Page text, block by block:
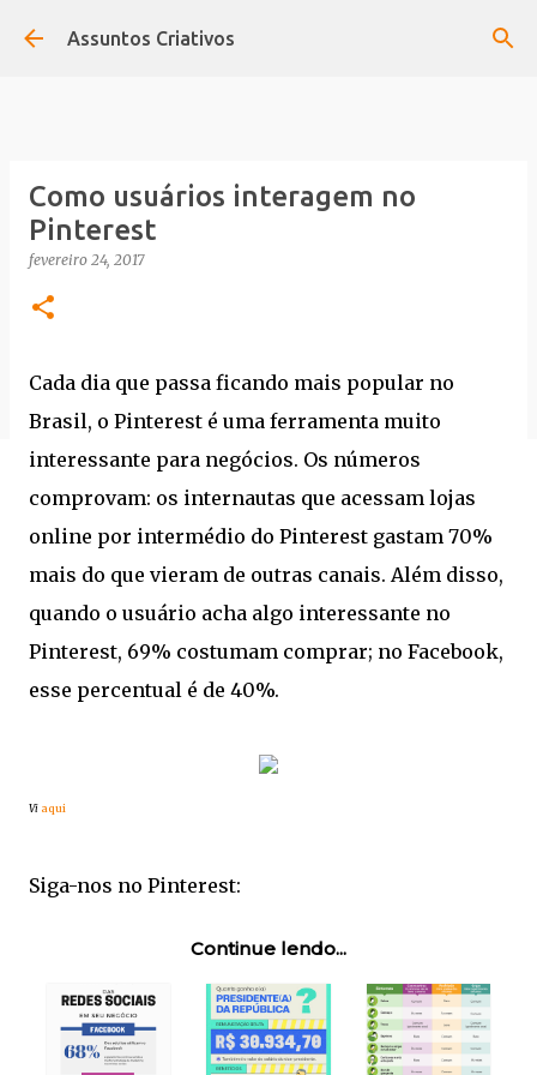
Pular para o conteúdo principal
Assuntos Criativos
Como usuários interagem no
Pinterest
fevereiro 24, 2017
Cada dia que passa ficando mais popular no
Brasil, o Pinterest é uma ferramenta muito
interessante para negócios. Os números
comprovam: os internautas que acessam lojas
online por intermédio do Pinterest gastam 70%
mais do que vieram de outras canais. Além disso,
quando o usuário acha algo interessante no
Pinterest, 69% costumam comprar; no Facebook,
esse percentual é de 40%.
Vi aqui
Siga-nos no Pinterest:
Continue lendo...